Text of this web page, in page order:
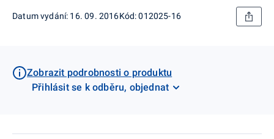
Datum vydání: 16. 09. 2016Kód: 012025-16
Zobrazit podrobnosti o produktu
Přihlásit se k odběru, objednat